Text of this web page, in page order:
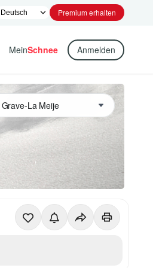
Premium erhalten
MeinSchnee Anmelden